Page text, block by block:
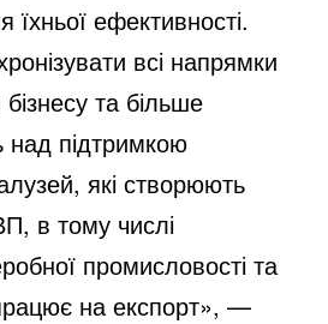
їхньої ефективності.
всі напрямки
та більше
над підтримкою
які створюють
в тому числі
промисловості та
на експорт», —